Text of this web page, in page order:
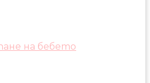
на бебето